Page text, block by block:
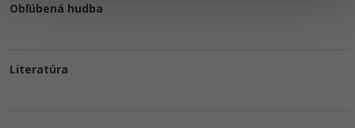
Obľúbená hudba
Literatúra